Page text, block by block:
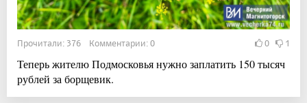
Прочитали: 376 Комментарии: 0 0 1
Теперь жителю Подмосковья нужно заплатить 150 тысяч
рублей за борщевик.